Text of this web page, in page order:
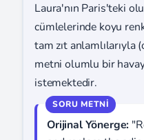
Laura'nın Paris'teki
cümlelerinde koyu
tam zıt
metni olumlu bir
istemektedir.
Orijinal Yönerge: